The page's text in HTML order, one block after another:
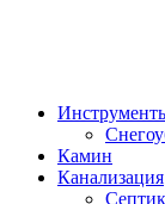
Камин
Канализация